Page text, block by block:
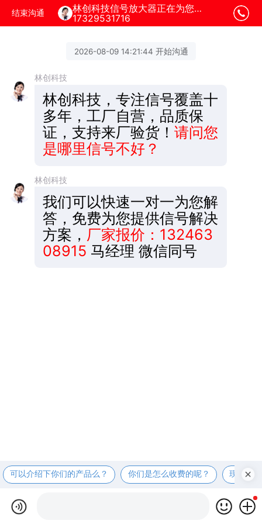
结束沟通
林创科技信号放大器正在为您服务
17329531716
2026-08-09 14:21:44 开始沟通
林创科技
林创科技，专注信号覆盖十
多年，工厂自营，品质保
证，支持来厂验货！ 请问您
是哪里信号不好？
林创科技
我们可以快速一对一为您解
答，免费为您提供信号解决
方案， 厂家报价：132463
08915 马经理 微信同号
可以介绍下你们的产品么？ 你们是怎么收费的呢？ 现在有